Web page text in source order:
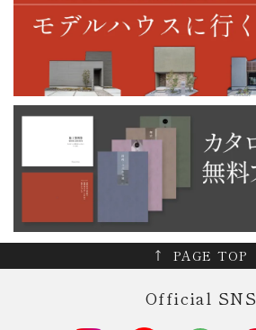
PAGE TOP
Official SNS